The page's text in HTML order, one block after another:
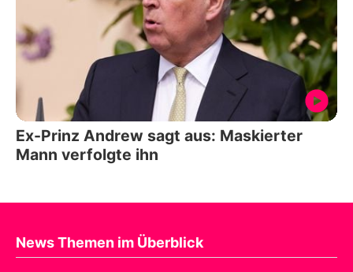
Ex-Prinz Andrew sagt aus: Maskierter
Mann verfolgte ihn
News Themen im Überblick